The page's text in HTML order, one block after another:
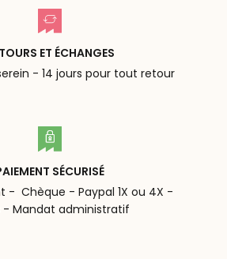
ET ÉCHANGES
- 14 jours pour tout retour
SÉCURISÉ
- Chèque - Paypal 1X ou 4X -
- Mandat administratif